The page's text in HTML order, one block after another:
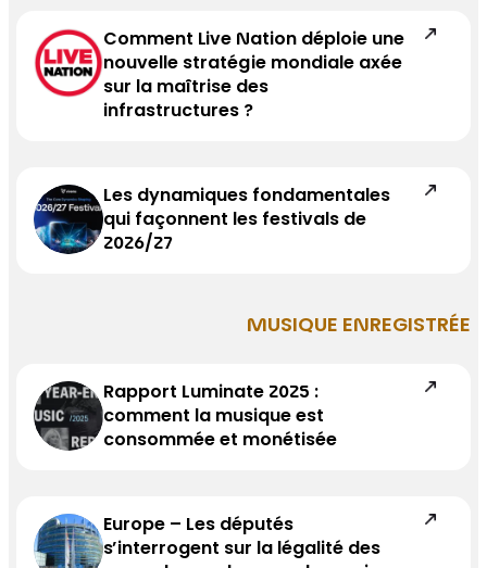
Comment Live Nation déploie une
nouvelle stratégie mondiale axée
sur la maîtrise des
infrastructures ?
Les dynamiques fondamentales
qui façonnent les festivals de
2026/27
MUSIQUE ENREGISTRÉE
Rapport Luminate 2025 :
comment la musique est
consommée et monétisée
Europe – Les députés
s’interrogent sur la légalité des